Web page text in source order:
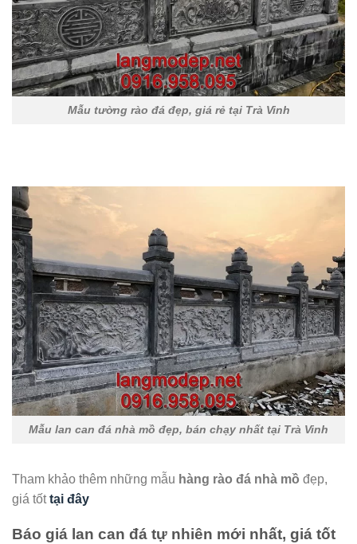
Mẫu tường rào đá đẹp, giá rẻ tại Trà Vinh
Mẫu lan can đá nhà mồ đẹp, bán chạy nhất tại Trà Vinh
Tham khảo thêm những mẫu hàng rào đá nhà mồ đẹp,
giá tốttại đây
Báo giá lan can đá tự nhiên mới nhất, giá tốt